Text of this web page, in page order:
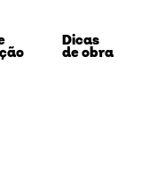
Dicas
de obra